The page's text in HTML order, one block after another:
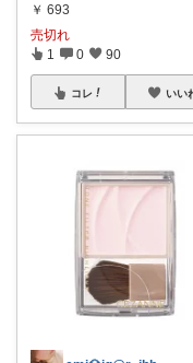
￥ 693
売切れ
1 0 90
コレ いい